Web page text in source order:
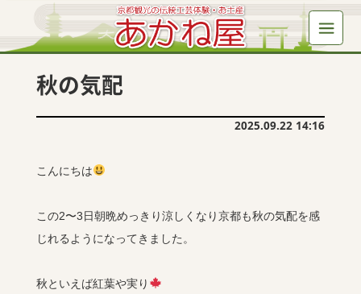
秋の気配
2025.09.22 14:16
こんにちは
この2〜3日朝晩めっきり涼しくなり京都も秋の気配を感
じれるようになってきました。
秋といえば紅葉や実り